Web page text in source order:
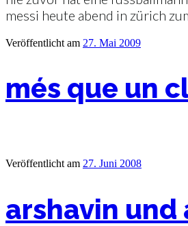
messi heute abend in zürich
Veröffentlicht am 27. Mai 2009
més que un
Veröffentlicht am 27. Juni 2008
arshavin und